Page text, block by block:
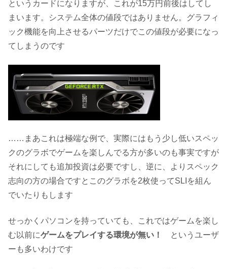
というカードになりますが、これが15万円前後はしてし
まいます。システム全体の値段ではありません。グラフィ
ック機能を向上させるパーツだけでこの値段が必要になっ
てしまうのです
……まあこれは極端な例で、実際にはもう少し低いスペッ
クのグラボでゲームを楽しんでる方が多いのも事実ですが
それにしても追加投資は必要ですし、逆に、よりスペック
志向の方の場合ですとこのグラボを2枚使ってSLIを組ん
でいたりもします
せっかくパソコンを持っていても、これではゲームを楽し
む以前にゲームをプレイする環境が無い！
というユーザ
ーも多いわけです